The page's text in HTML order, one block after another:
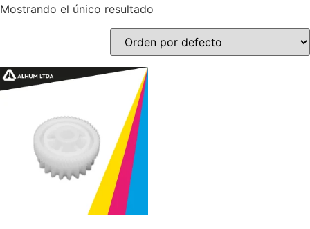
Mostrando el único resultado